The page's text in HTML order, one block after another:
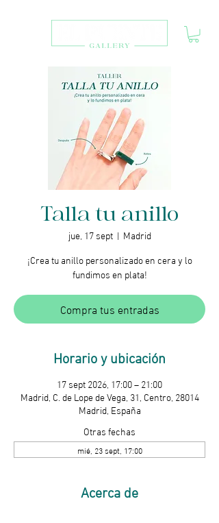
Talla tu anillo
jue, 17 sept
  |
Madrid
¡Crea tu anillo personalizado en cera y lo
fundimos en plata!
Compra tus entradas
Horario y ubicación
17 sept 2026, 17:00 – 21:00
Madrid, C. de Lope de Vega, 31, Centro, 28014
Madrid, España
Otras fechas
mié, 23 sept, 17:00
Acerca de